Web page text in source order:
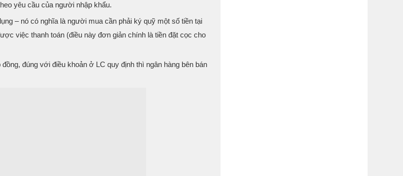
yêu cầu của người nhập khẩu.
– nó có nghĩa là người mua cần phải ký quỹ một số tiền tại
việc thanh toán (điều này đơn giản chính là tiền đặt cọc cho
đúng với điều khoản ở LC quy định thì ngân hàng bên bán